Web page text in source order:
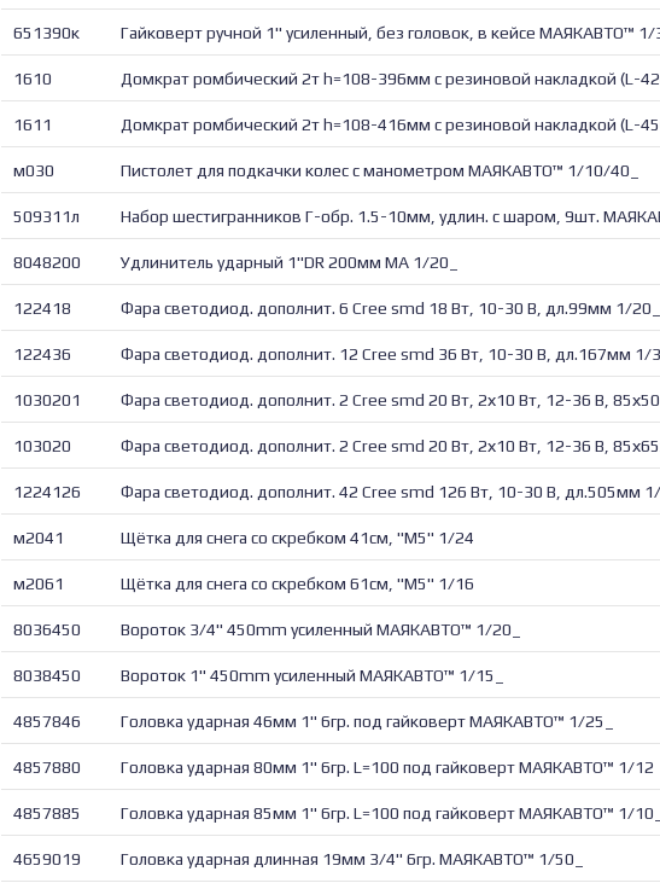
651390к Гайковерт ручной 1" усиленный, без головок, в кейсе МАЯКАВТО™ 1/
1610 Домкрат ромбический 2т h=108-396мм с резиновой накладкой (L-
1611 Домкрат ромбический 2т h=108-416мм с резиновой накладкой (L-
м030 Пистолет для подкачки колес с манометром МАЯКАВТО™ 1/10/40_
509311л Набор шестигранников Г-обр. 1.5-10мм, удлин. с шаром, 9шт.
8048200 Удлинитель ударный 1"DR 200мм МА 1/20_
122418 Фара светодиод. дополнит. 6 Cree smd 18 Вт, 10-30 В, дл.99мм 1/20_
122436 Фара светодиод. дополнит. 12 Cree smd 36 Вт, 10-30 В, дл.167мм 1/
1030201 Фара светодиод. дополнит. 2 Cree smd 20 Вт, 2х10 Вт, 12-36 В,
103020 Фара светодиод. дополнит. 2 Cree smd 20 Вт, 2х10 Вт, 12-36 В,
1224126 Фара светодиод. дополнит. 42 Cree smd 126 Вт, 10-30 В, дл.505мм 1/
м2041 Щётка для снега со скребком 41см, "М5" 1/24
м2061 Щётка для снега со скребком 61см, "М5" 1/16
8036450 Вороток 3/4" 450mm усиленный МАЯКАВТО™ 1/20_
8038450 Вороток 1" 450mm усиленный МАЯКАВТО™ 1/15_
4857846 Головка ударная 46мм 1" 6гр. под гайковерт МАЯКАВТО™ 1/25_
4857880 Головка ударная 80мм 1" 6гр. L=100 под гайковерт МАЯКАВТО™ 1/12
4857885 Головка ударная 85мм 1" 6гр. L=100 под гайковерт МАЯКАВТО™ 1/10_
4659019 Головка ударная длинная 19мм 3/4" 6гр. МАЯКАВТО™ 1/50_